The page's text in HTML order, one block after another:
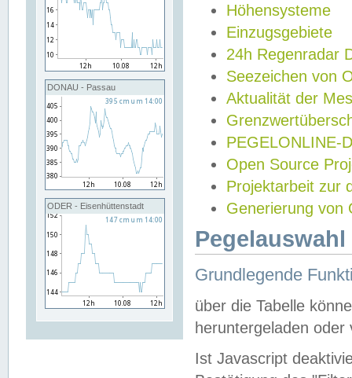
DONAU - Passau
ODER - Eisenhüttenstadt
Höhensysteme
Einzugsgebiete
24h Regenradar
Seezeichen von
Aktualität der
PEGELONLINE-
Open Source
Projektarbeit zur
Generierung von
Grundlegende
über die Tabelle
heruntergeladen oder
Ist Javascript